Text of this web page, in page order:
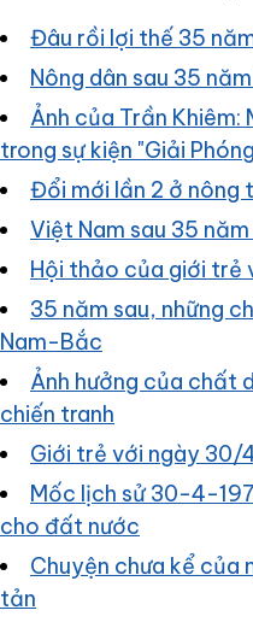
Đâu rồi lợi thế 35
Nông dân sau 35
Ảnh của Trần
trong sự kiện "Giải
Đổi mới lần 2 ở nông
Việt Nam sau 35
Hội thảo của giới trẻ
35 năm sau, những
Nam-Bắc
Ảnh hưởng của chất
chiến tranh
Giới trẻ với ngày 30/
Mốc lịch sử 30-4-
cho đất nước
Chuyện chưa kể của
tản